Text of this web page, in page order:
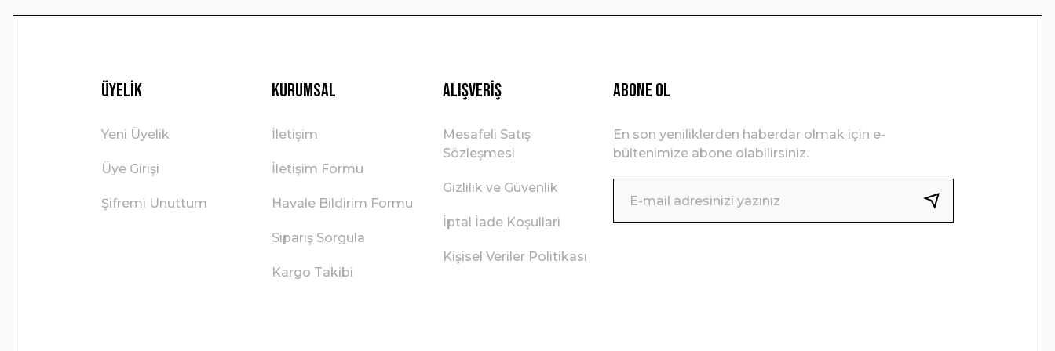
Üyelik
Yeni Üyelik
Üye Girişi
Şifremi Unuttum
Kurumsal
İletişim
İletişim Formu
Havale Bildirim Formu
Sipariş Sorgula
Kargo Takibi
Alışveriş
Mesafeli Satış
Sözleşmesi
Gizlilik ve Güvenlik
İptal İade Koşullari
Kişisel Veriler Politikası
ABONE OL
En son yeniliklerden haberdar olmak için e-
bültenimize abone olabilirsiniz.